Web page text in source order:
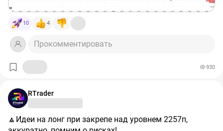
которые вы уже прекрасно знаете!
#акции #инвестиции
сштабирование
#российскиеакции #инвестор
10 4
Прокомментировать
930
RTrader
🔼Идеи на лонг при закрепе над уровнем 2257п,